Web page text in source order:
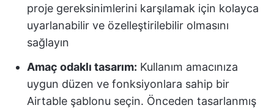
proje gereksinimlerini karşılamak için kolayca
uyarlanabilir ve özelleştirilebilir olmasını
sağlayın
Amaç odaklı tasarım: Kullanım amacınıza
uygun düzen ve fonksiyonlara sahip bir
Airtable şablonu seçin. Önceden tasarlanmış